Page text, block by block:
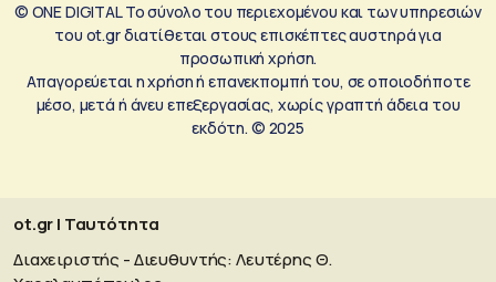
© ONE DIGITAL Το σύνολο του περιεχομένου και των υπηρεσιών
του ot.gr διατίθεται στους επισκέπτες αυστηρά για
προσωπική χρήση.
Απαγορεύεται η χρήση ή επανεκπομπή του, σε οποιοδήποτε
μέσο, μετά ή άνευ επεξεργασίας, χωρίς γραπτή άδεια του
εκδότη. © 2025
ot.gr | Ταυτότητα
Διαχειριστής - Διευθυντής: Λευτέρης Θ.